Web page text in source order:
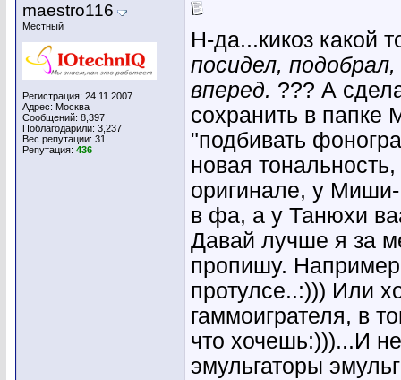
maestro116
Местный
Регистрация: 24.11.2007
Адрес: Москва
Сообщений: 8,397
Поблагодарили: 3,237
Вес репутации: 31
Репутация: 436
Н-да...кикоз какой
посидел,
вперед. ??? А
сохранить в папке
"подбивать
новая
оригинале, у Миши-
в фа, а у Танюхи
Давай лучше я за
пропишу.
протулсе..:))) Или
гаммоигрателя, в
что хочешь:)))...И
эмульгаторы